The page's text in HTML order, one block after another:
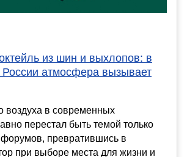
из шин и выхлопов: в
России атмосфера вызывает
воздуха в современных
перестал быть темой только
форумов, превратившись в
при выборе места для жизни и